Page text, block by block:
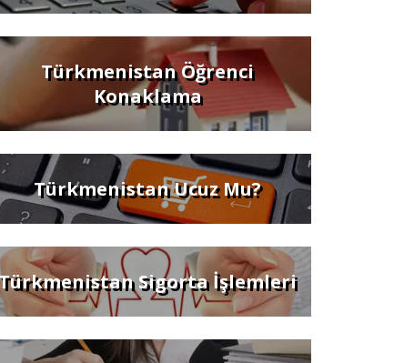
Türkmenistan Öğrenci
Konaklama
Türkmenistan Ucuz Mu?
Sigorta İşlemleri